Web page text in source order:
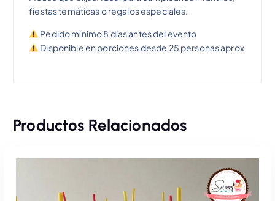
fiestas temáticas o regalos especiales.
Pedido mínimo 8 días antes del evento
Disponible en porciones desde 25 personas aprox
Productos Relacionados